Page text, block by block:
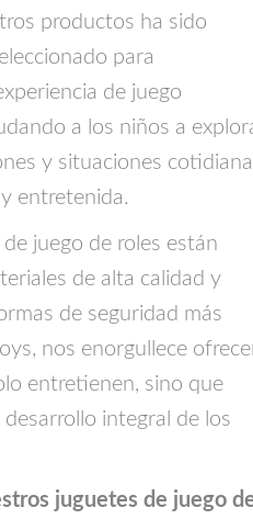
productos ha sido
para
de juego
a los niños a
y situaciones
entretenida.
juego de roles están
de alta calidad y
de seguridad más
nos enorgullece
entretienen, sino que
integral de los
juguetes de juego